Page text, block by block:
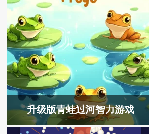
升级版青蛙过河智力游戏